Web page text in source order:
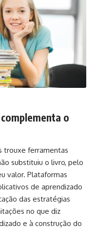
o
trouxe ferramentas
substituiu o livro, pelo
valor. Plataformas
de aprendizado
das estratégias
no que diz
e à construção do